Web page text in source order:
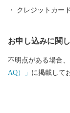
クレジットカー
お申し込みに関
不明点がある場合
AQ）」 に掲載して